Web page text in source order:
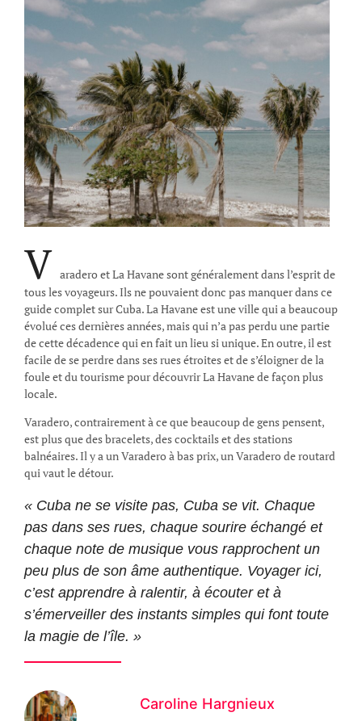
V aradero et La Havane sont généralement dans l’esprit de
tous les voyageurs. Ils ne pouvaient donc pas manquer dans ce
guide complet sur Cuba. La Havane est une ville qui a beaucoup
évolué ces dernières années, mais qui n’a pas perdu une partie
de cette décadence qui en fait un lieu si unique. En outre, il est
facile de se perdre dans ses rues étroites et de s’éloigner de la
foule et du tourisme pour découvrir La Havane de façon plus
locale.
Varadero, contrairement à ce que beaucoup de gens pensent,
est plus que des bracelets, des cocktails et des stations
balnéaires. Il y a un Varadero à bas prix, un Varadero de routard
qui vaut le détour.
« Cuba ne se visite pas, Cuba se vit. Chaque
pas dans ses rues, chaque sourire échangé et
chaque note de musique vous rapprochent un
peu plus de son âme authentique. Voyager ici,
c’est apprendre à ralentir, à écouter et à
s’émerveiller des instants simples qui font toute
la magie de l’île. »
Caroline Hargnieux